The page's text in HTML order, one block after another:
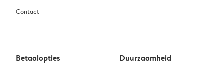
Contact
Betaalopties Duurzaamheid